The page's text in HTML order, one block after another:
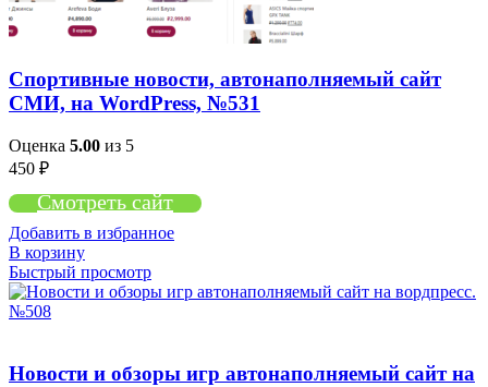
Спортивные новости, автонаполняемый сайт
СМИ, на WordPress, №531
Оценка 5.00 из 5
450 ₽
Смотреть сайт
Добавить в избранное
В корзину
Быстрый просмотр
Новости и обзоры игр автонаполняемый сайт на